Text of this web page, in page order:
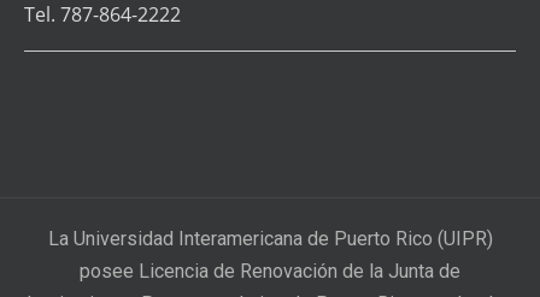
Tel. 787-864-2222
La Universidad Interamericana de Puerto Rico (UIPR)
posee Licencia de Renovación de la Junta de